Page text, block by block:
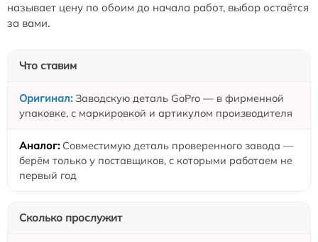
называет цену по обоим до начала работ, выбор остаётся
за вами.
Что ставим
Заводскую деталь GoPro — в фирменной
упаковке, с маркировкой и артикулом производителя
Совместимую деталь проверенного завода —
берём только у поставщиков, с которыми работаем не
первый год
Сколько прослужит